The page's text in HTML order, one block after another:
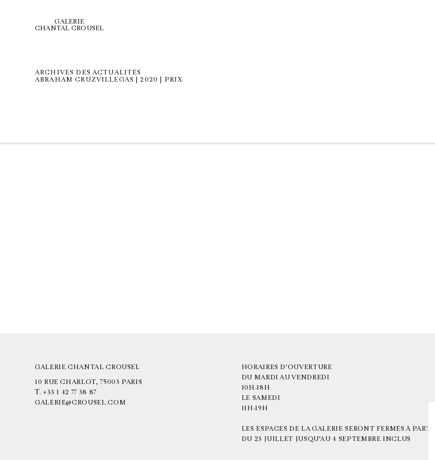
GALERIE
CHANTAL CROUSEL
ARCHIVES DES ACTUALITÉS
ABRAHAM CRUZVILLEGAS | 2020 | PRIX
GALERIE CHANTAL CROUSEL
10 RUE CHARLOT, 75003 PARIS
T. +33 1 42 77 38 87
GALERIE@CROUSEL.COM
HORAIRES D'OUVERTURE
DU MARDI AU VENDREDI
10H-18H
LE SAMEDI
11H-19H
LES ESPACES DE LA GALERIE SERONT FERMÉS À PARTIR
DU 23 JUILLET JUSQU'AU 4 SEPTEMBRE INCLUS